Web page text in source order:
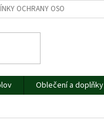
OCHRANY OSOBNÍCH ÚDAJŮ
Oblečení a doplňky